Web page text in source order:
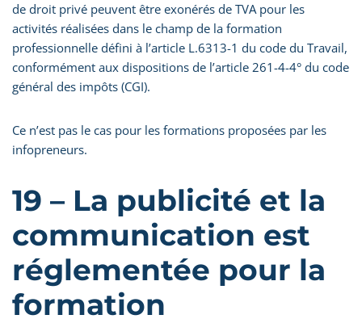
de droit privé peuvent être exonérés de TVA pour les
activités réalisées dans le champ de la formation
professionnelle défini à l’article L.6313-1 du code du Travail,
conformément aux dispositions de l’article 261-4-4° du code
général des impôts (CGI).
Ce n’est pas le cas pour les formations proposées par les
infopreneurs.
19 – La publicité et la
communication est
réglementée pour la
formation